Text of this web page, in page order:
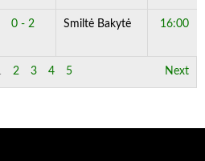
0 - 2 Smiltė Bakytė 16:00
2 3 4 5 Next